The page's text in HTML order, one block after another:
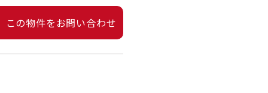
この物件をお問い合わせ